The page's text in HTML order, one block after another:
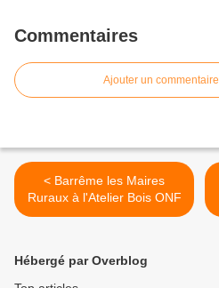
Commentaires
Ajouter un commentaire
< Barrême les Maires
Ruraux à l'Atelier Bois ONF
Hébergé par Overblog